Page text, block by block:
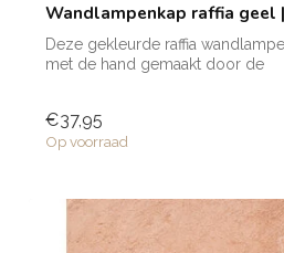
Wandlampenkap raffia geel
Deze gekleurde raffia
met de hand gemaakt door de
€37,95
Op voorraad